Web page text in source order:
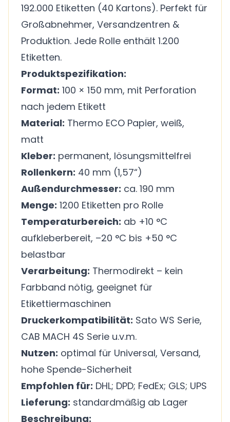
192.000 Etiketten (40 Kartons). Perfekt für
Großabnehmer, Versandzentren &
Produktion. Jede Rolle enthält 1.200
Etiketten.
Produktspezifikation:
Format: 100 × 150 mm, mit Perforation
nach jedem Etikett
Material: Thermo ECO Papier, weiß,
matt
Kleber: permanent, lösungsmittelfrei
Rollenkern: 40 mm (1,57“)
Außendurchmesser: ca. 190 mm
Menge: 1200 Etiketten pro Rolle
Temperaturbereich: ab +10 °C
aufkleberbereit, –20 °C bis +50 °C
belastbar
Verarbeitung: Thermodirekt – kein
Farbband nötig, geeignet für
Etikettiermaschinen
Druckerkompatibilität: Sato WS Serie,
CAB MACH 4S Serie u.v.m.
Nutzen: optimal für Universal, Versand,
hohe Spende-Sicherheit
Empfohlen für: DHL; DPD; FedEx; GLS; UPS
Lieferung: standardmäßig ab Lager
Beschreibung: